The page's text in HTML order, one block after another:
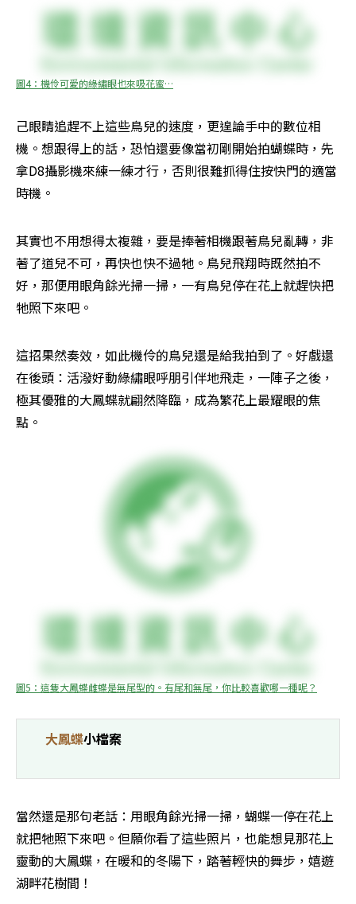
圖4：機伶可愛的綠繡眼也來吸花蜜…
己眼睛追趕不上這些鳥兒的速度，更遑論手中的數位相
機。想跟得上的話，恐怕還要像當初剛開始拍蝴蝶時，先
拿D8攝影機來練一練才行，否則很難抓得住按快門的適當
時機。
其實也不用想得太複雜，要是捧著相機跟著鳥兒亂轉，非
著了道兒不可，再快也快不過牠。鳥兒飛翔時既然拍不
好，那便用眼角餘光掃一掃，一有鳥兒停在花上就趕快把
牠照下來吧。
這招果然奏效，如此機伶的鳥兒還是給我拍到了。好戲還
在後頭：活潑好動綠繡眼呼朋引伴地飛走，一陣子之後，
極其優雅的大鳳蝶就翩然降臨，成為繁花上最耀眼的焦
點。
圖5：這隻大鳳蝶雌蝶是無尾型的。有尾和無尾，你比較喜歡哪一種呢？
大鳳蝶小檔案
當然還是那句老話：用眼角餘光掃一掃，蝴蝶一停在花上
就把牠照下來吧。但願你看了這些照片，也能想見那花上
靈動的大鳳蝶，在暖和的冬陽下，踏著輕快的舞步，嬉遊
湖畔花樹間！